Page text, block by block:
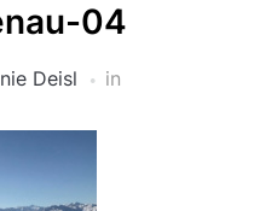
04
Deisl in